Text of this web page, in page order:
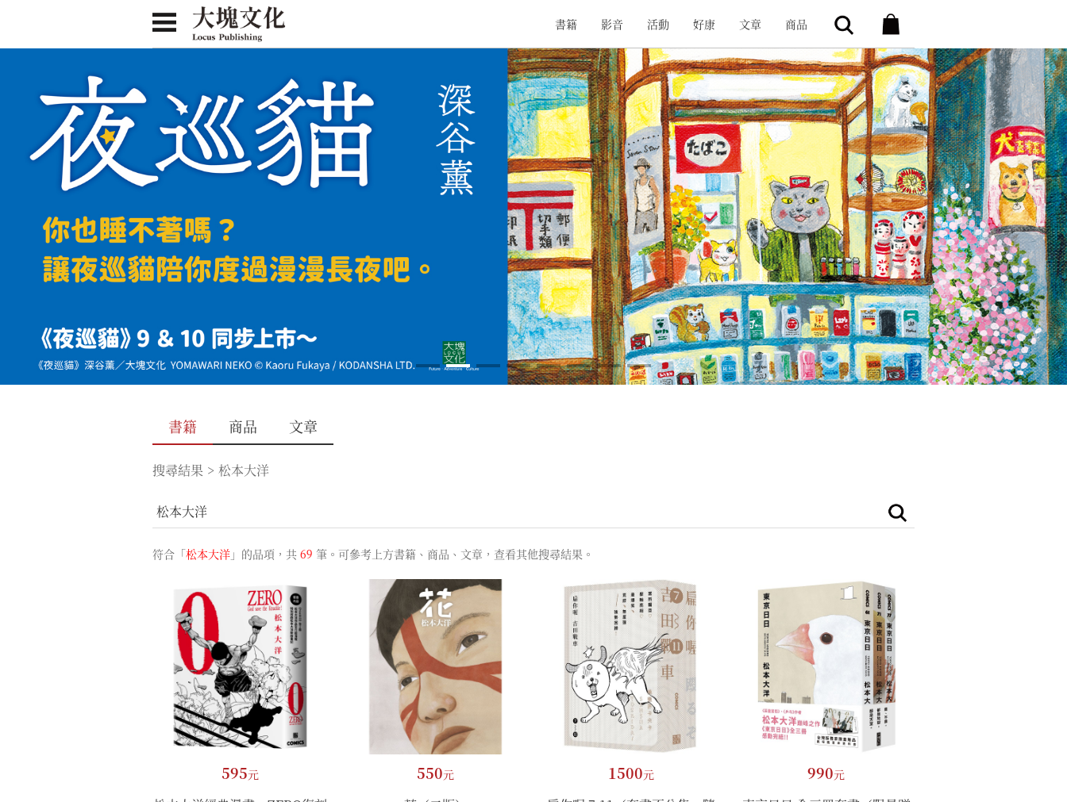
書籍 影音 活動 好康 文章 商品
書籍 商品 文章
搜尋結果 > 松本大洋
符合「松本大洋 」的品項，共 69 筆。可參考上方書籍、商品、文章，查看其他搜尋結果。
595元 550元 1500元 990元